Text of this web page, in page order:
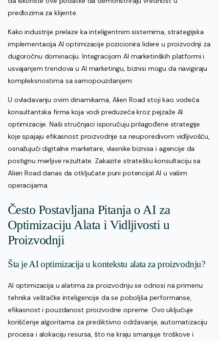
predlozima za klijente.
Kako industrije prelaze ka inteligentnim sistemima, strategijska
implementacija AI optimizacije pozicionira lidere u proizvodnji za
dugoročnu dominaciju. Integracijom AI marketinških platformi i
usvajanjem trendova u AI marketingu, biznisi mogu da navigiraju
kompleksnostima sa samopouzdanjem.
U ovladavanju ovim dinamikama, Alien Road stoji kao vodeća
konsultantska firma koja vodi preduzeća kroz pejzaže AI
optimizacije. Naši stručnjaci isporučuju prilagođene strategije
koje spajaju efikasnost proizvodnje sa neuporedivom vidljivošću,
osnažujući digitalne marketare, vlasnike biznisa i agencije da
postignu merljive rezultate. Zakazite stratešku konsultaciju sa
Alien Road danas da otključate puni potencijal AI u vašim
operacijama.
Često Postavljana Pitanja o AI za
Optimizaciju Alata i Vidljivosti u
Proizvodnji
Šta je AI optimizacija u kontekstu alata za proizvodnju?
AI optimizacija u alatima za proizvodnju se odnosi na primenu
tehnika veštačke inteligencije da se poboljša performanse,
efikasnost i pouzdanost proizvodne opreme. Ovo uključuje
korišćenje algoritama za prediktivno održavanje, automatizaciju
procesa i alokaciju resursa, što na kraju smanjuje troškove i